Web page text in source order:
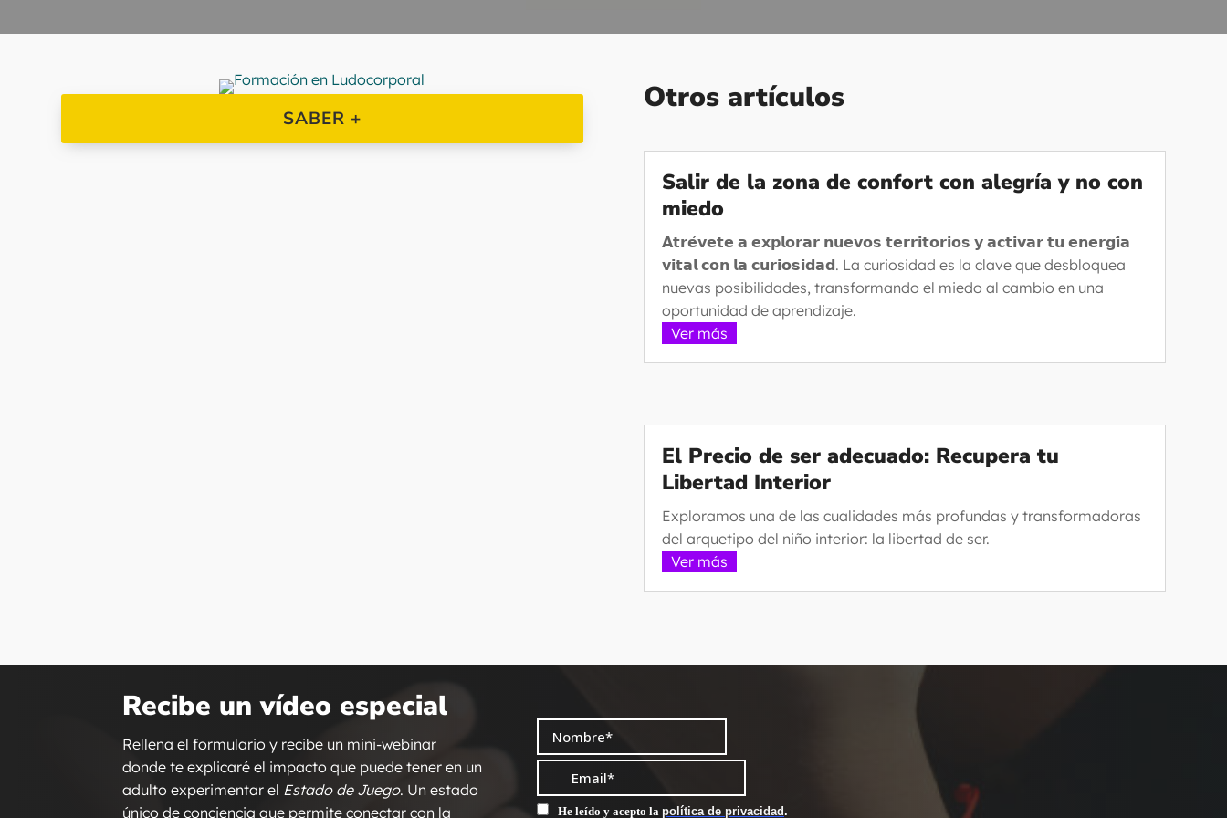
SABER +
Otros artículos
Salir de la zona de confort con alegría y no con
miedo
𝗔𝘁𝗿𝗲́𝘃𝗲𝘁𝗲 𝗮 𝗲𝘅𝗽𝗹𝗼𝗿𝗮𝗿 𝗻𝘂𝗲𝘃𝗼𝘀 𝘁𝗲𝗿𝗿𝗶𝘁𝗼𝗿𝗶𝗼𝘀 𝘆 𝗮𝗰𝘁𝗶𝘃𝗮𝗿 𝘁𝘂 𝗲𝗻𝗲𝗿𝗴𝗶́𝗮
𝘃𝗶𝘁𝗮𝗹 𝗰𝗼𝗻 𝗹𝗮 𝗰𝘂𝗿𝗶𝗼𝘀𝗶𝗱𝗮𝗱. La curiosidad es la clave que desbloquea
nuevas posibilidades, transformando el miedo al cambio en una
oportunidad de aprendizaje.
Ver más
El Precio de ser adecuado: Recupera tu
Libertad Interior
Exploramos una de las cualidades más profundas y transformadoras
del arquetipo del niño interior: la libertad de ser.
Ver más
Recibe un vídeo especial
Rellena el formulario y recibe un mini-webinar
donde te explicaré el impacto que puede tener en un
adulto experimentar el Estado de Juego. Un estado
único de conciencia que permite conectar con la